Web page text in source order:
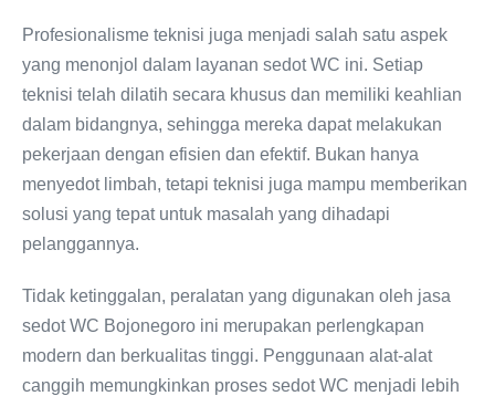
Profesionalisme teknisi juga menjadi salah satu aspek
yang menonjol dalam layanan sedot WC ini. Setiap
teknisi telah dilatih secara khusus dan memiliki keahlian
dalam bidangnya, sehingga mereka dapat melakukan
pekerjaan dengan efisien dan efektif. Bukan hanya
menyedot limbah, tetapi teknisi juga mampu memberikan
solusi yang tepat untuk masalah yang dihadapi
pelanggannya.
Tidak ketinggalan, peralatan yang digunakan oleh jasa
sedot WC Bojonegoro ini merupakan perlengkapan
modern dan berkualitas tinggi. Penggunaan alat-alat
canggih memungkinkan proses sedot WC menjadi lebih